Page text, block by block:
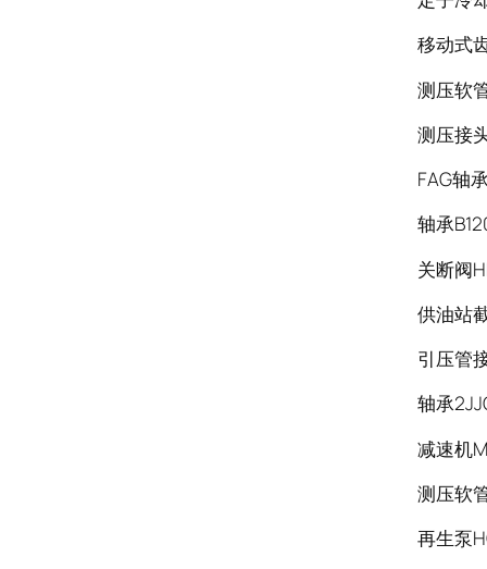
移动式
测压软
测压接
FAG轴
轴承
关断阀
供油站
引压管
轴承
减速机
测压软
再生泵